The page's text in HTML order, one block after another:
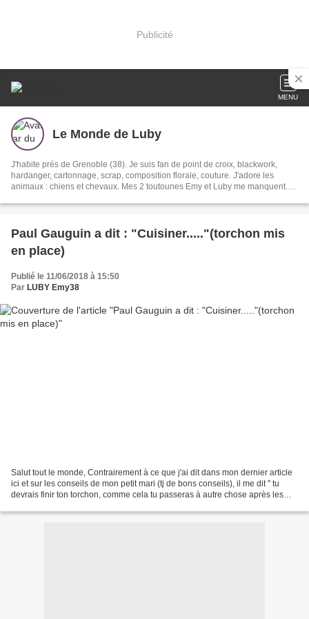
Publicité
MENU
Le Monde de Luby
J'habite prés de Grenoble (38). Je suis fan de point de croix, blackwork,
hardanger, cartonnage, scrap, composition florale, couture. J'adore les
animaux : chiens et chevaux. Mes 2 toutounes Emy et Luby me manquent.
mon anniversaire est le 20 janvier mais mon "dada", => les dalmatiens
Paul Gauguin a dit : "Cuisiner....."(torchon mis
en place)
Publié le 11/06/2018 à 15:50
Par LUBY Emy38
Salut tout le monde, Contrairement à ce que j'ai dit dans mon dernier article
ici et sur les conseils de mon petit mari (tj de bons conseils), il me dit " tu
devrais finir ton torchon, comme cela tu passeras à autre chose après les